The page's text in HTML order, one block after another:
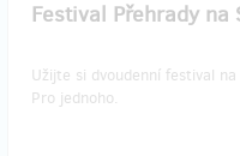
Festival Přehrady na
Užijte si dvoudenní festival
Pro jednoho.